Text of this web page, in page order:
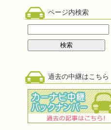
ページ内検索
過去の中継はこちら